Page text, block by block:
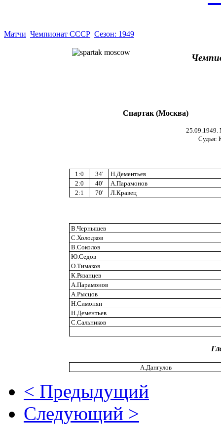
Матчи Чемпионат СССР Сезон: 1949
Спартак (Москва)
25.09.1949.
Судья:
1:0 34'
Н.Дементьев
2:0
40'
А.Парамонов
2:1
70' Л.Кравец
В.Чернышев
С.Холодков
В.Соколов
Ю.Седов
О.Тимаков
К.Рязанцев
А.Парамонов
А.Рысцов
Н.Симонян
Н.Дементьев
С.Сальников
А.Дангулов
< Предыдущий
Следующий >